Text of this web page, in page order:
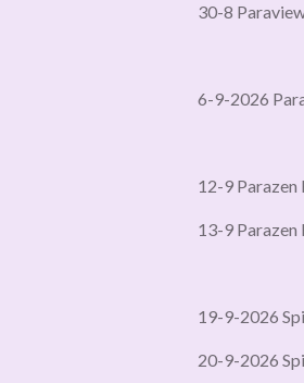
30-8
6-9-2026
12-9
13-9
19-9-2026
20-9-2026